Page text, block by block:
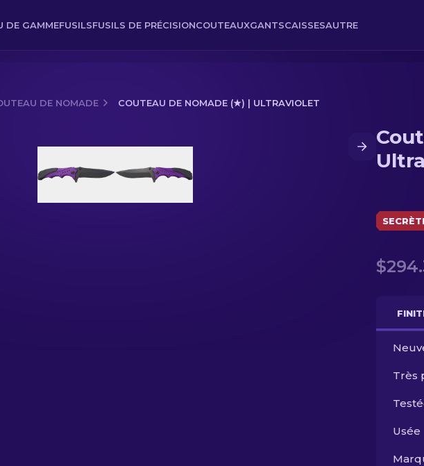
DE GAMMEFUSILSFUSILS DE PRÉCISIONCOUTEAUXGANTSCAISSESAUTRE
DE NOMADE COUTEAU DE NOMADE (★) | ULTRAVIOLET
Très
Usée